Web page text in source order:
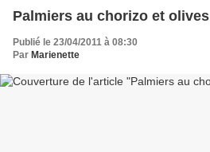
Palmiers au chorizo et olives
Publié le 23/04/2011 à 08:30
Par Marienette